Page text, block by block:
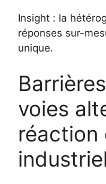
Insight : la
réponses sur-
unique.
voies
réaction